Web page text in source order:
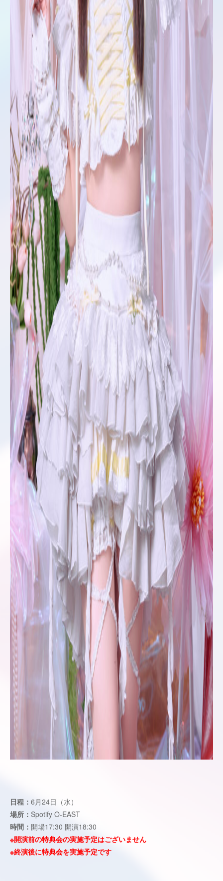
日程： 6月24日（水）
場所： Spotify O-EAST
時間： 開場17:30 開演18:30
※開演前の特典会の実施予定はございません
※終演後に特典会を実施予定です